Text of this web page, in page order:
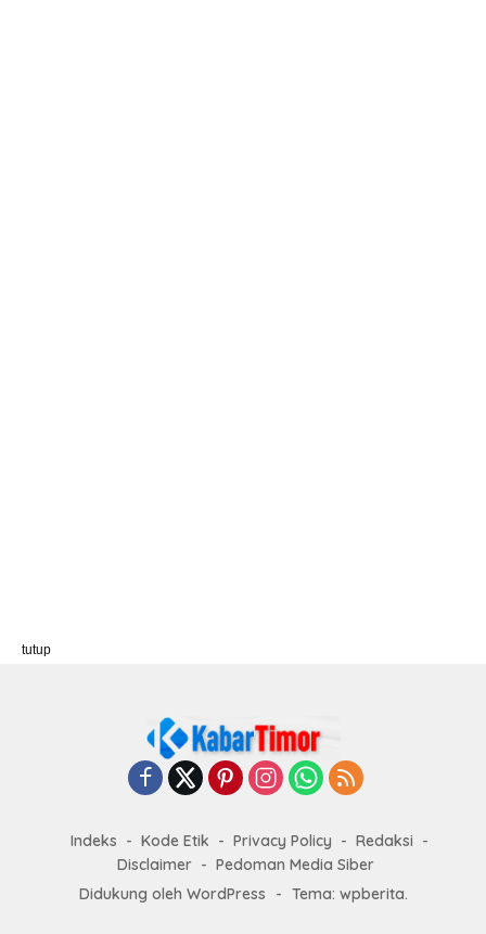
Indeks Kode Etik Privacy Policy
Redaksi
Disclaimer
Pedoman Media Siber
Didukung oleh WordPress
- Tema: wpberita.
tutup